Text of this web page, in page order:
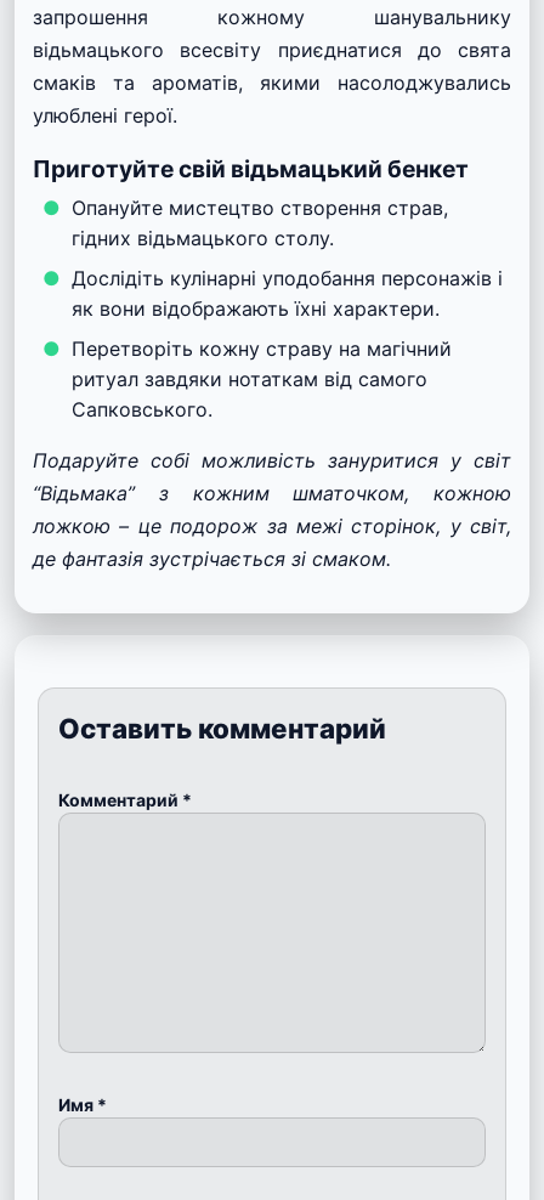
запрошення кожному шанувальнику
відьмацького всесвіту приєднатися до свята
смаків та ароматів, якими насолоджувались
улюблені герої.
Приготуйте свій відьмацький бенкет
Опануйте мистецтво створення страв,
гідних відьмацького столу.
Дослідіть кулінарні уподобання персонажів і
як вони відображають їхні характери.
Перетворіть кожну страву на магічний
ритуал завдяки нотаткам від самого
Сапковського.
Подаруйте собі можливість зануритися у світ
“Відьмака” з кожним шматочком, кожною
ложкою – це подорож за межі сторінок, у світ,
де фантазія зустрічається зі смаком.
Оставить комментарий
Комментарий *
Имя *